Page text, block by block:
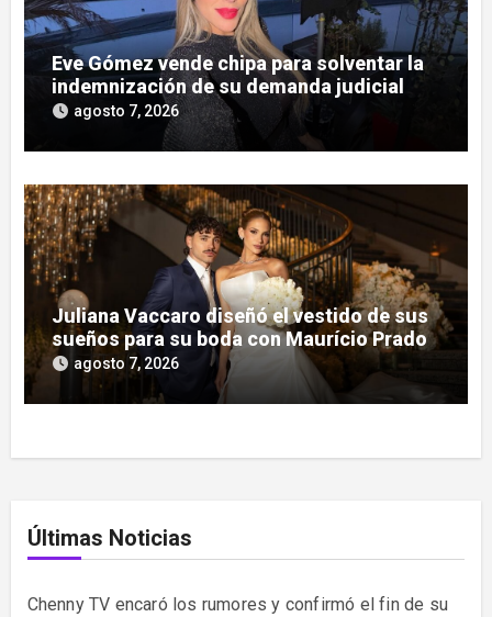
Eve Gómez vende chipa para solventar la
indemnización de su demanda judicial
agosto 7, 2026
Juliana Vaccaro diseñó el vestido de sus
sueños para su boda con Maurício Prado
agosto 7, 2026
Últimas Noticias
Chenny TV encaró los rumores y confirmó el fin de su